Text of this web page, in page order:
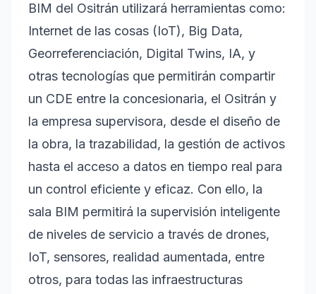
BIM del Ositrán utilizará herramientas como:
Internet de las cosas (IoT), Big Data,
Georreferenciación, Digital Twins, IA, y
otras tecnologías que permitirán compartir
un CDE entre la concesionaria, el Ositrán y
la empresa supervisora, desde el diseño de
la obra, la trazabilidad, la gestión de activos
hasta el acceso a datos en tiempo real para
un control eficiente y eficaz. Con ello, la
sala BIM permitirá la supervisión inteligente
de niveles de servicio a través de drones,
IoT, sensores, realidad aumentada, entre
otros, para todas las infraestructuras